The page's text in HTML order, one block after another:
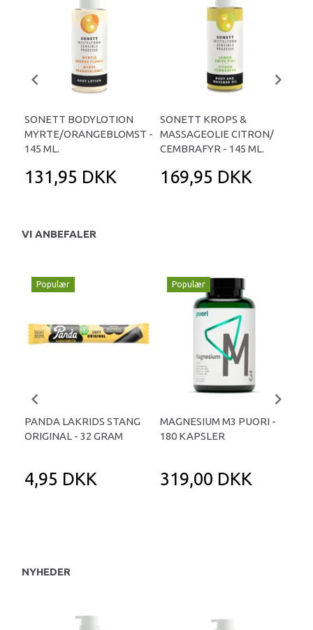
SONETT BODYLOTION
MYRTE/ORANGEBLOMST -
145 ML.
131,95 DKK
SONETT KROPS &
MASSAGEOLIE CITRON/
CEMBRAFYR - 145 ML.
169,95 DKK
VI ANBEFALER
Populær
PANDA LAKRIDS STANG
ORIGINAL - 32 GRAM
4,95 DKK
Populær
MAGNESIUM M3 PUORI -
180 KAPSLER
319,00 DKK
NYHEDER